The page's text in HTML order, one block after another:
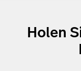
Holen